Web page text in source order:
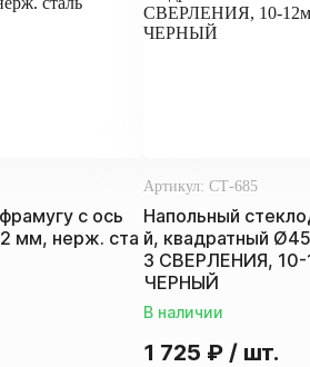
с ось
мм, нерж. ста
Артикул: СТ-685
Напольный
й, квадратный
З СВЕРЛЕНИЯ, 10-
ЧЕРНЫЙ
В наличии
1 725 ₽ / шт.